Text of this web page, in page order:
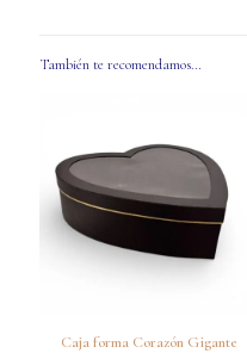
También te recomendamos…
Caja forma Corazón Gigante